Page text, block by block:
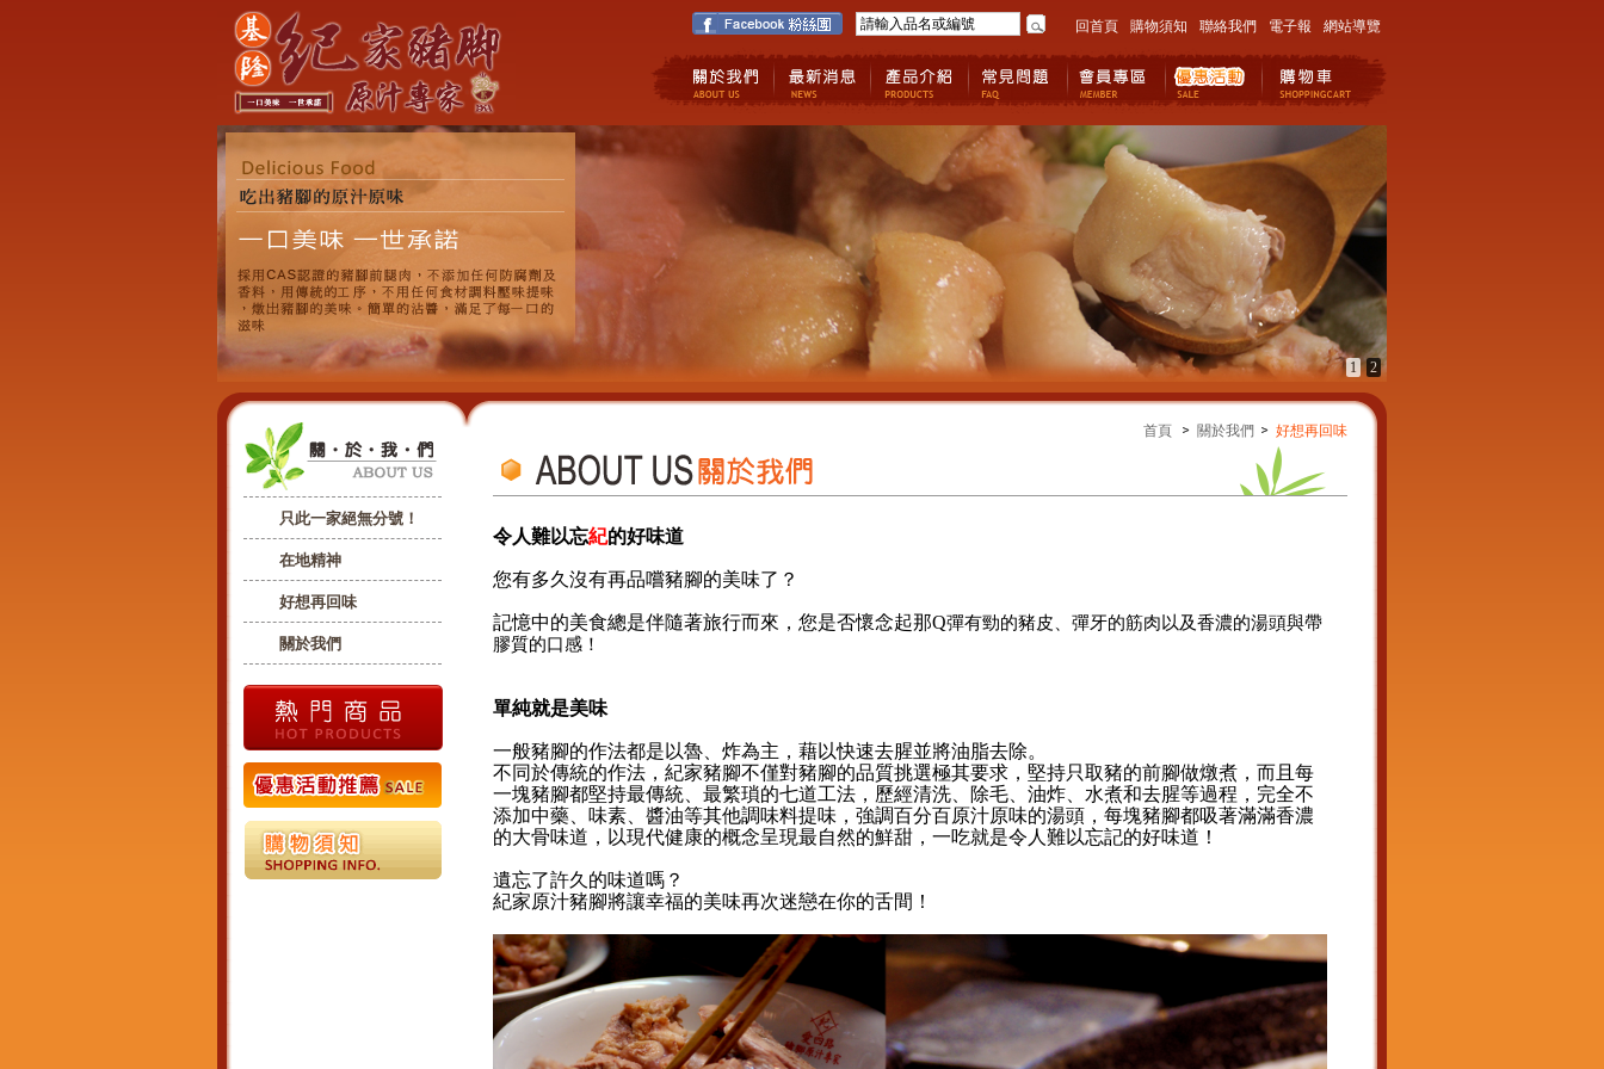
回首頁 購物須知 聯絡我們 電子報 網站導覽
1 2
只此一家絕無分號！
在地精神
好想再回味
關於我們
首頁 關於我們 好想再回味
令人難以忘紀的好味道
您有多久沒有再品嚐豬腳的美味了？
記憶中的美食總是伴隨著旅行而來，您是否懷念起那Q彈有勁的豬皮、彈牙的筋肉以及香濃的湯頭與帶
膠質的口感！
單純就是美味
一般豬腳的作法都是以魯、炸為主，藉以快速去腥並將油脂去除。
不同於傳統的作法， 紀家豬腳不僅對豬腳的品質挑選極其要求，堅持只取豬的前腳做燉煮 ，而且每
一塊豬腳都堅持最傳統、最繁瑣的七道工法 ，歷經清洗、除毛、油炸、水煮和去腥等過程，完全不
添加中藥、味素、醬油等其他調味料提味 ，強調百分百原汁原味的湯頭 ， 每塊豬腳都吸著滿滿香濃
的大骨味道， 以現代健康的概念呈現最自然的鮮甜， 一吃就是令人難以忘記的好味道 ！
遺忘了許久的味道嗎？
紀家原汁豬腳將讓幸福的美味再次迷戀在你的舌間！